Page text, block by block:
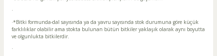
·
·*Bitki formunda-dal sayısında ya da yavru sayısında stok durumuna göre küçük
farklılıklar olabilir ama stokta bulunan bütün bitkiler yaklaşık olarak aynı boyutta
ve olgunlukta bitkilerdir.
·